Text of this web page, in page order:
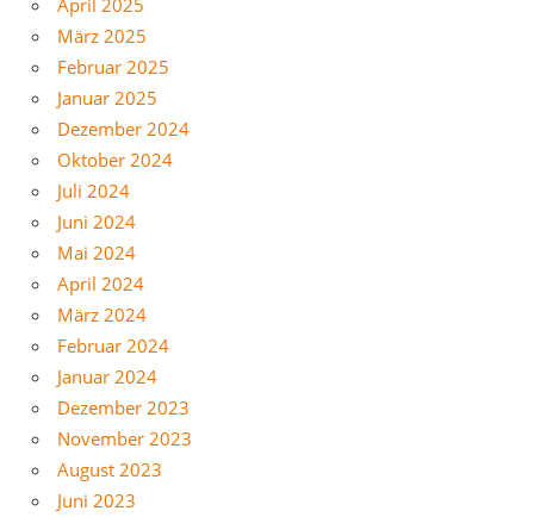
März 2025
Februar 2025
Januar 2025
Dezember 2024
Oktober 2024
Juli 2024
Juni 2024
Mai 2024
April 2024
März 2024
Februar 2024
Januar 2024
Dezember 2023
November 2023
August 2023
Juni 2023